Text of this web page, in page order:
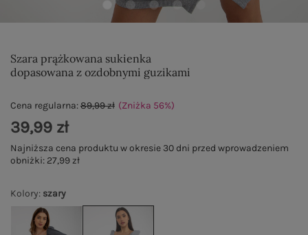
Szara prążkowana sukienka
dopasowana z ozdobnymi guzikami
Kolory: szary
Cena regularna:89,99 zł (Zniżka 56%)
39,99 zł
Najniższa cena produktu w okresie 30 dni przed wprowadzeniem
obniżki: 27,99 zł